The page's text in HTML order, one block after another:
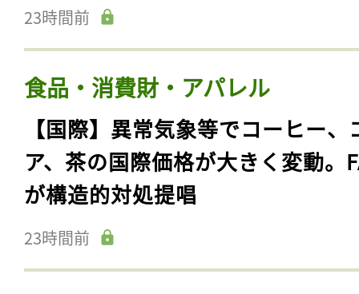
23時間前
食品・消費財・アパレル
【国際】異常気象等でコーヒー、
ア、茶の国際価格が大きく変動。
が構造的対処提唱
23時間前